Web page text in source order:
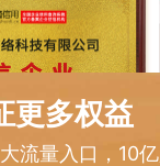
更多权益
流量入口，10